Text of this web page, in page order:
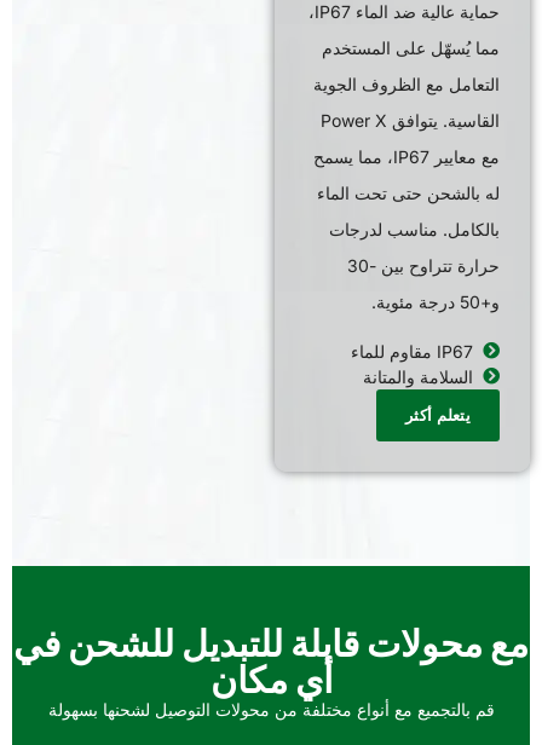
حماية عالية ضد الماء IP67،
مما يُسهّل على المستخدم
التعامل مع الظروف الجوية
القاسية. يتوافق Power X
مع معايير IP67، مما يسمح
له بالشحن حتى تحت الماء
بالكامل. مناسب لدرجات
حرارة تتراوح بين -30
و+50 درجة مئوية.
IP67 مقاوم للماء
السلامة والمتانة
يتعلم أكثر
مع محولات قابلة للتبديل للشحن في
أي مكان
قم بالتجميع مع أنواع مختلفة من محولات التوصيل لشحنها بسهولة